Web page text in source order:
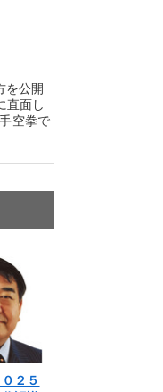
公開
直面し
空拳で
２５